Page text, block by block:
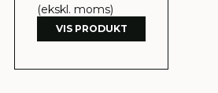
(ekskl. moms)
VIS PRODUKT